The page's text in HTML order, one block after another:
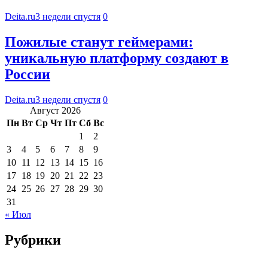
Deita.ru3 недели спустя 0
Пожилые станут геймерами:
уникальную платформу создают в
России
Deita.ru3 недели спустя 0
Август 2026
Пн Вт Ср Чт Пт Сб Вс
1
2
3
4 5 6 7 8
9
10 11 12 13 14 15 16
17 18 19 20 21 22 23
24 25 26 27 28 29 30
31
« Июл
Рубрики